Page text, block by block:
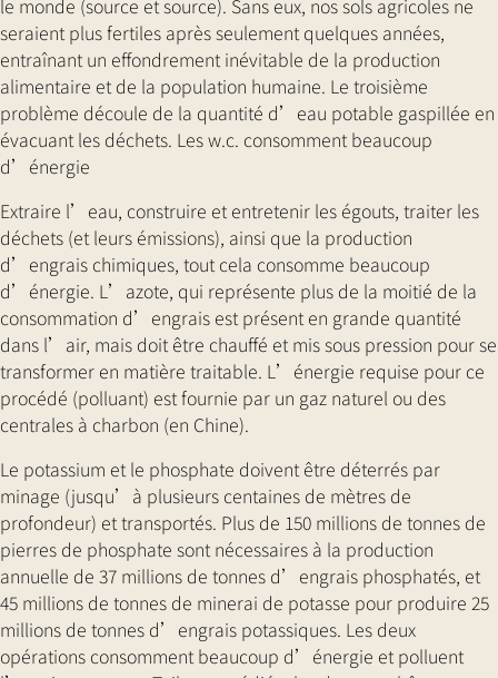
le monde (source et source). Sans eux, nos sols agricoles ne
seraient plus fertiles après seulement quelques années,
entraînant un effondrement inévitable de la production
alimentaire et de la population humaine. Le troisième
problème découle de la quantité d’eau potable gaspillée en
évacuant les déchets. Les w.c. consomment beaucoup
d’énergie
Extraire l’eau, construire et entretenir les égouts, traiter les
déchets (et leurs émissions), ainsi que la production
d’engrais chimiques, tout cela consomme beaucoup
d’énergie. L’azote, qui représente plus de la moitié de la
consommation d’engrais est présent en grande quantité
dans l’air, mais doit être chauffé et mis sous pression pour se
transformer en matière traitable. L’énergie requise pour ce
procédé (polluant) est fournie par un gaz naturel ou des
centrales à charbon (en Chine).
Le potassium et le phosphate doivent être déterrés par
minage (jusqu’à plusieurs centaines de mètres de
profondeur) et transportés. Plus de 150 millions de tonnes de
pierres de phosphate sont nécessaires à la production
annuelle de 37 millions de tonnes d’engrais phosphatés, et
45 millions de tonnes de minerai de potasse pour produire 25
millions de tonnes d’engrais potassiques. Les deux
opérations consomment beaucoup d’énergie et polluent